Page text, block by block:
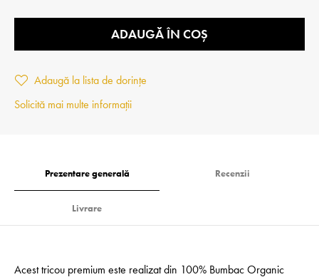
ADAUGĂ ÎN COȘ
Adaugă la lista de dorințe
Solicită mai multe informații
Prezentare generală Recenzii
Livrare
Acest tricou premium este realizat din 100% Bumbac Organic